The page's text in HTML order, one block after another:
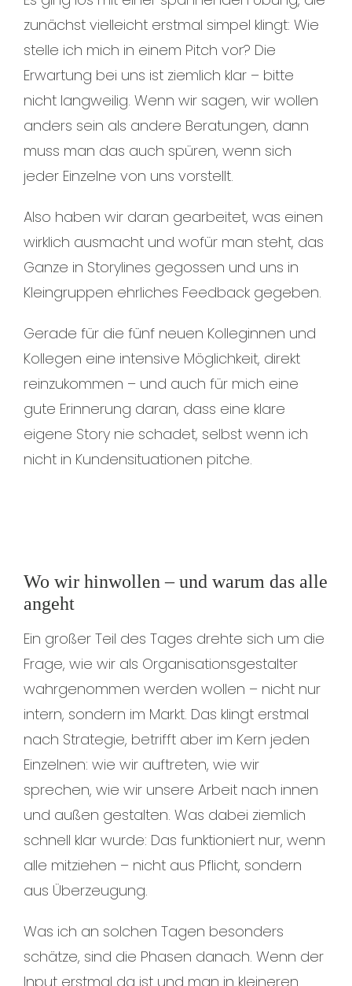
zunächst vielleicht erstmal simpel klingt: Wie
stelle ich mich in einem Pitch vor? Die
Erwartung bei uns ist ziemlich klar – bitte
nicht langweilig. Wenn wir sagen, wir wollen
anders sein als andere Beratungen, dann
muss man das auch spüren, wenn sich
jeder Einzelne von uns vorstellt.
Also haben wir daran gearbeitet, was einen
wirklich ausmacht und wofür man steht, das
Ganze in Storylines gegossen und uns in
Kleingruppen ehrliches Feedback gegeben.
Gerade für die fünf neuen Kolleginnen und
Kollegen eine intensive Möglichkeit, direkt
reinzukommen – und auch für mich eine
gute Erinnerung daran, dass eine klare
eigene Story nie schadet, selbst wenn ich
nicht in Kundensituationen pitche.
Wo wir hinwollen – und warum das alle
angeht
Ein großer Teil des Tages drehte sich um die
Frage, wie wir als Organisationsgestalter
wahrgenommen werden wollen – nicht nur
intern, sondern im Markt. Das klingt erstmal
nach Strategie, betrifft aber im Kern jeden
Einzelnen: wie wir auftreten, wie wir
sprechen, wie wir unsere Arbeit nach innen
und außen gestalten. Was dabei ziemlich
schnell klar wurde: Das funktioniert nur, wenn
alle mitziehen – nicht aus Pflicht, sondern
aus Überzeugung.
Was ich an solchen Tagen besonders
schätze, sind die Phasen danach. Wenn der
Input erstmal da ist und man in kleineren